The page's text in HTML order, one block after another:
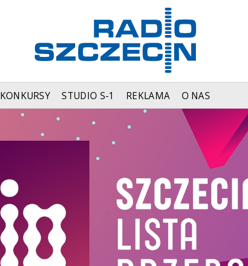
KONKURSY STUDIO S-1 REKLAMA O NAS